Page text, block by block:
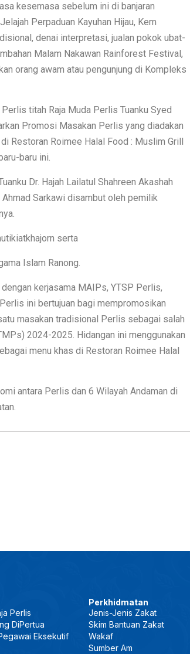
kesemasa sebelum ini di banjaran
Perpaduan Kayuhan Hijau, Kem
denai interpretasi, jualan pokok ubat-
Malam Nakawan Rainforest Festival,
orang awam atau pengunjung di Kompleks
titah Raja Muda Perlis Tuanku Syed
Promosi Masakan Perlis yang diadakan
Restoran Roimee Halal Food : Muslim Grill
baru ini.
Dr. Hajah Lailatul Shahreen Akashah
Sarkawi disambut oleh pemilik
serta
Islam Ranong.
kerjasama MAIPs, YTSP Perlis,
ini bertujuan bagi mempromosikan
masakan tradisional Perlis sebagai salah
2024-2025. Hidangan ini menggunakan
menu khas di Restoran Roimee Halal
antara Perlis dan 6 Wilayah Andaman di
Perlis
DiPertua
Eksekutif
Perkhidmatan
Jenis-Jenis Zakat
Skim Bantuan Zakat
Wakaf
Sumber Am